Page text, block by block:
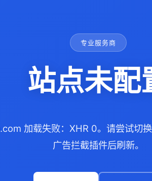
专业服务商
站点未配
加载失败：XHR 0。请尝试切
广告拦截插件后刷新。